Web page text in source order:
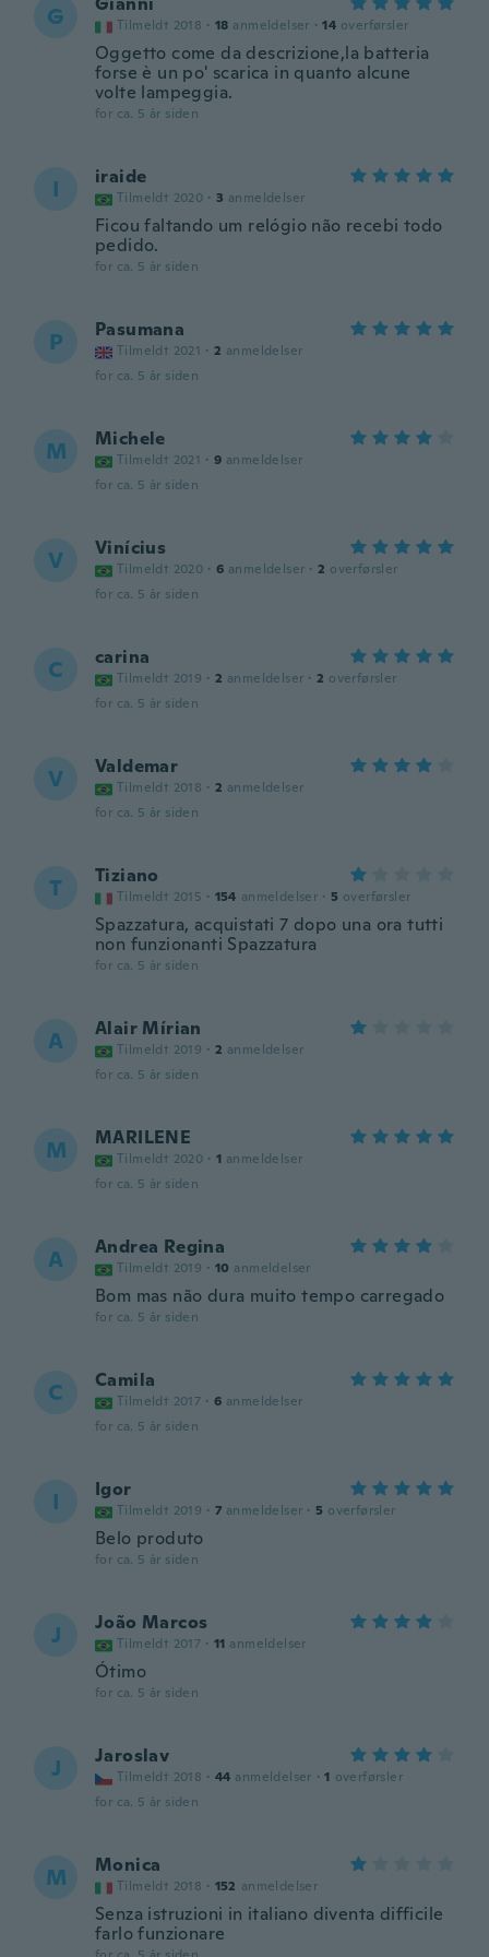
G Tilmeldt 2018 · 18 anmeldelser · 14 overførsler
Oggetto come da descrizione,la batteria
forse è un po' scarica in quanto alcune
volte lampeggia.
for ca. 5 år siden
I iraide
Tilmeldt 2020 · 3 anmeldelser
Ficou faltando um relógio não recebi todo
pedido.
for ca. 5 år siden
P Pasumana
Tilmeldt 2021 · 2 anmeldelser
for ca. 5 år siden
M Michele
Tilmeldt 2021 · 9 anmeldelser
for ca. 5 år siden
V Vinícius
Tilmeldt 2020 · 6 anmeldelser · 2 overførsler
for ca. 5 år siden
C carina
Tilmeldt 2019 · 2 anmeldelser · 2 overførsler
for ca. 5 år siden
V Valdemar
Tilmeldt 2018 · 2 anmeldelser
for ca. 5 år siden
T Tiziano
Tilmeldt 2015 · 154 anmeldelser · 5 overførsler
Spazzatura, acquistati 7 dopo una ora tutti
non funzionanti Spazzatura
for ca. 5 år siden
A Alair Mírian
Tilmeldt 2019 · 2 anmeldelser
for ca. 5 år siden
M MARILENE
Tilmeldt 2020 · 1 anmeldelser
for ca. 5 år siden
A Andrea Regina
Tilmeldt 2019 · 10 anmeldelser
Bom mas não dura muito tempo carregado
for ca. 5 år siden
C Camila
Tilmeldt 2017 · 6 anmeldelser
for ca. 5 år siden
I Igor
Tilmeldt 2019 · 7 anmeldelser · 5 overførsler
Belo produto
for ca. 5 år siden
J João Marcos
Tilmeldt 2017 · 11 anmeldelser
Ótimo
for ca. 5 år siden
J Jaroslav
Tilmeldt 2018 · 44 anmeldelser · 1 overførsler
for ca. 5 år siden
M Monica
Tilmeldt 2018 · 152 anmeldelser
Senza istruzioni in italiano diventa difficile
farlo funzionare